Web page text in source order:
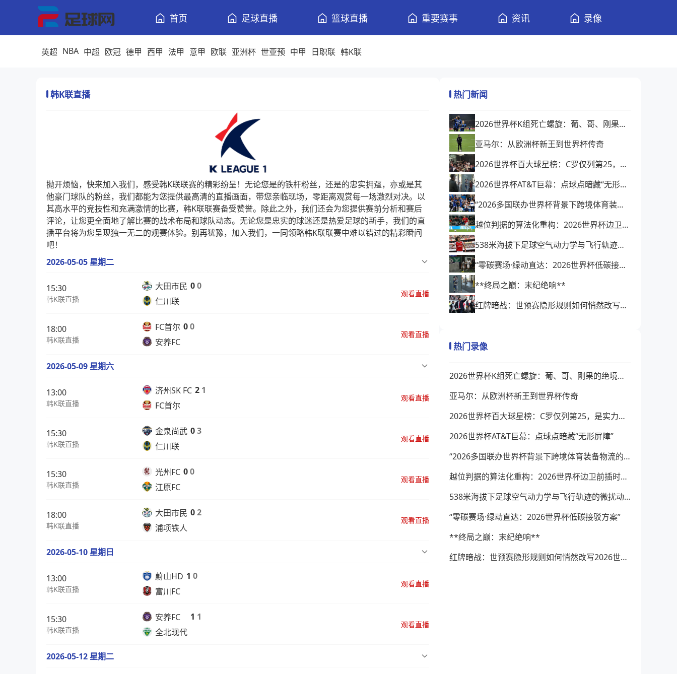
首页 足球直播 篮球直播 重要赛事 资讯 录像
英超 NBA 中超 欧冠 德甲 西甲 法甲 意甲 欧联 亚洲杯 世亚预 中甲 日职联 韩K联
韩K联直播
抛开烦恼，快来加入我们，感受韩K联联赛的精彩纷呈！无论您是的铁杆粉丝，还是的忠实拥趸，亦或是其
他豪门球队的粉丝，我们都能为您提供最高清的直播画面，带您亲临现场，零距离观赏每一场激烈对决。以
其高水平的竞技性和充满激情的比赛，韩K联联赛备受赞誉。除此之外，我们还会为您提供赛前分析和赛后
评论，让您更全面地了解比赛的战术布局和球队动态。无论您是忠实的球迷还是热爱足球的新手，我们的直
播平台将为您呈现独一无二的观赛体验。别再犹豫，加入我们，一同领略韩K联联赛中难以错过的精彩瞬间
吧！
2026-05-05 星期二
15:30
韩K联直播
大田市民
仁川联
00
观看直播
18:00
韩K联直播
FC首尔
安养FC
00
观看直播
2026-05-09 星期六
13:00
韩K联直播
济州SK FC
FC首尔
2 1
观看直播
15:30
韩K联直播
金泉尚武
仁川联
03
观看直播
15:30
韩K联直播
光州FC
江原FC
00
观看直播
18:00
韩K联直播
大田市民
浦项铁人
02
观看直播
2026-05-10 星期日
13:00
韩K联直播
蔚山HD
富川FC
1 0
观看直播
15:30
韩K联直播
安养FC
全北现代
1 1
观看直播
2026-05-12 星期二
热门新闻
2026世界杯K组死亡螺旋：葡、哥、刚果的绝境绞杀
亚马尔：从欧洲杯新王到世界杯传奇
2026世界杯百大球星榜：C罗仅列第25，是实力下降还是榜单缺乏公信力？
2026世界杯AT&T巨幕：点球点暗藏“无形屏障”
“2026多国联办世界杯背景下跨境体育装备物流的效能障碍与系统性提升路径”
越位判据的算法化重构：2026世界杯边卫前插时机与裁判科技辅助决策的演进逻辑
538米海拔下足球空气动力学与飞行轨迹的微扰动研究——以2026世界杯BBVA球场为例
“零碳赛场·绿动直达：2026世界杯低碳接驳方案”
**终局之巅：末纪绝响**
红牌暗战：世预赛隐形规则如何悄然改写2026世界杯阵容格局
热门录像
2026世界杯K组死亡螺旋：葡、哥、刚果的绝境绞杀
亚马尔：从欧洲杯新王到世界杯传奇
2026世界杯百大球星榜：C罗仅列第25，是实力下降还是榜单缺乏公信力？
2026世界杯AT&T巨幕：点球点暗藏“无形屏障”
“2026多国联办世界杯背景下跨境体育装备物流的效能障碍与系统性提升路径”
越位判据的算法化重构：2026世界杯边卫前插时机与裁判科技辅助决策的演进逻辑
538米海拔下足球空气动力学与飞行轨迹的微扰动研究——以2026世界杯BBVA球场为例
“零碳赛场·绿动直达：2026世界杯低碳接驳方案”
**终局之巅：末纪绝响**
红牌暗战：世预赛隐形规则如何悄然改写2026世界杯阵容格局